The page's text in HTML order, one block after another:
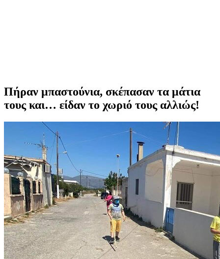
Πήραν μπαστούνια, σκέπασαν τα μάτια
τους και… είδαν το χωριό τους αλλιώς!